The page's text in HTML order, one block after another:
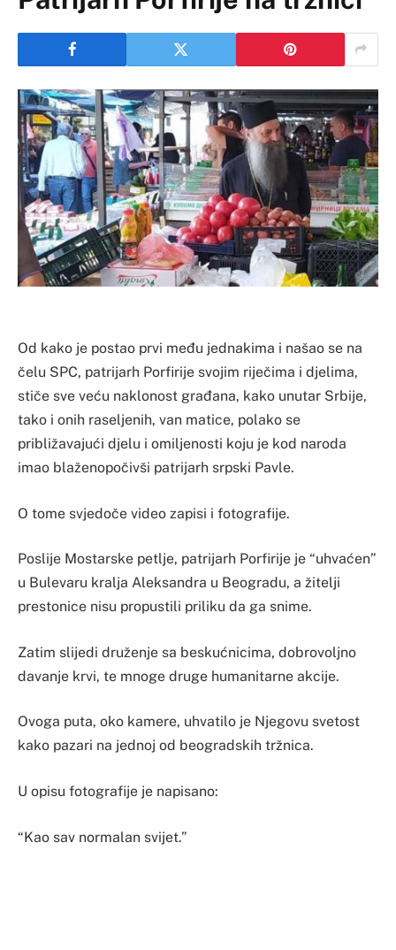
Od kako je postao prvi među jednakima i našao se na
čelu SPC, patrijarh Porfirije svojim riječima i djelima,
stiče sve veću naklonost građana, kako unutar Srbije,
tako i onih raseljenih, van matice, polako se
približavajući djelu i omiljenosti koju je kod naroda
imao blaženopočivši patrijarh srpski Pavle.
O tome svjedoče video zapisi i fotografije.
Poslije Mostarske petlje, patrijarh Porfirije je “uhvaćen”
u Bulevaru kralja Aleksandra u Beogradu, a žitelji
prestonice nisu propustili priliku da ga snime.
Zatim slijedi druženje sa beskućnicima, dobrovoljno
davanje krvi, te mnoge druge humanitarne akcije.
Ovoga puta, oko kamere, uhvatilo je Njegovu svetost
kako pazari na jednoj od beogradskih tržnica.
U opisu fotografije je napisano:
“Kao sav normalan svijet.”